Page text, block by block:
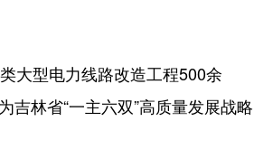
大型电力线路改造工程500余
林省“一主六双”高质量发展战略